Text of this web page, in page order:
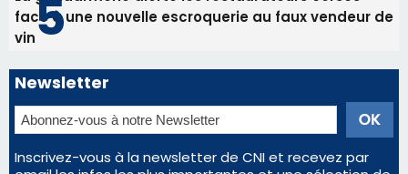
Régie publicitaire